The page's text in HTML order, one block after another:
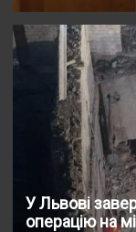
У Львові
операцію на